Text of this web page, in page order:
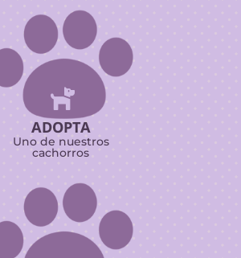

ADOPTA
Uno de nuestros
cachorros